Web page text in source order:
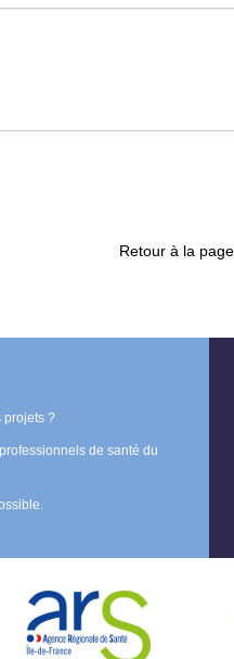
Retour à la
projets ?
de santé du